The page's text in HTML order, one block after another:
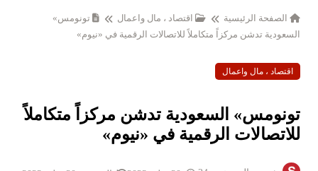
الصفحة الرئيسية اقتصاد ، مال واعمال
تونومس»
السعودية تدشن مركزاً متكاملاً للاتصالات الرقمية في «نيوم»
اقتصاد ، مال واعمال
تونومس» السعودية تدشن مركزاً متكاملاً
للاتصالات الرقمية في «نيوم»